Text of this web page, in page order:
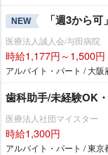
NEW 「週3から
医療法人誠人会/与田病院
時給1,177円～1,500円
アルバイト・パート / 大阪
歯科助手/未経験OK
医療法人社団マイスター
時給1,300円
アルバイト・パート / 東京